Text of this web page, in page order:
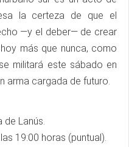
la certeza de que el
—y el deber— de crear
más que nunca, como
militará este sábado en
arma cargada de futuro.
Lanús.
19:00 horas (puntual).